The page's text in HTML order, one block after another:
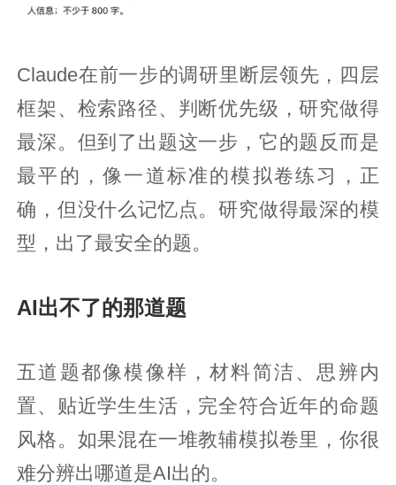
Claude在前一步的调研里断层领先，四层
框架、检索路径、判断优先级，研究做得
最深。但到了出题这一步，它的题反而是
最平的，像一道标准的模拟卷练习，正
确，但没什么记忆点。研究做得最深的模
型，出了最安全的题。
AI出不了的那道题
五道题都像模像样，材料简洁、思辨内
置、贴近学生生活，完全符合近年的命题
风格。如果混在一堆教辅模拟卷里，你很
难分辨出哪道是AI出的。